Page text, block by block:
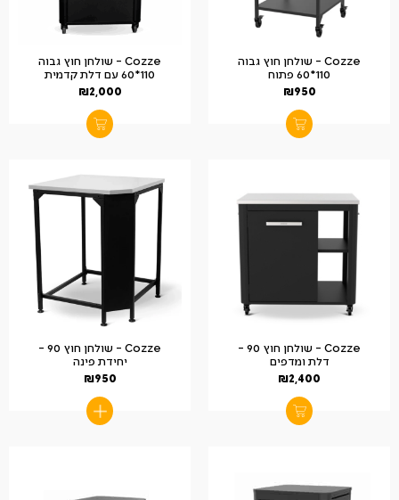
Cozze – שולחן חוץ גבוה
110*60 פתוח
₪950
Cozze – שולחן חוץ גבוה
110*60 עם דלת קדמית
₪2,000
Cozze – שולחן חוץ 90 –
דלת ומדפים
₪2,400
Cozze – שולחן חוץ 90 –
יחידת פינה
₪950